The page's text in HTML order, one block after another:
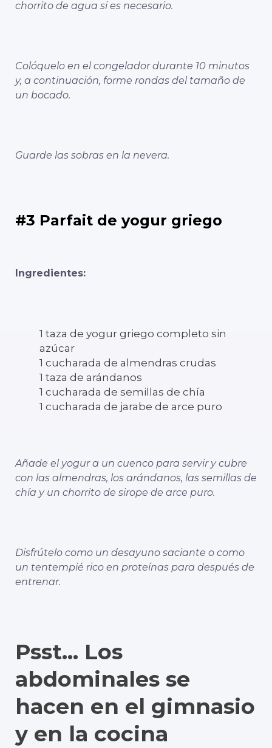
chorrito de agua si es necesario.
Colóquelo en el congelador durante 10 minutos
y, a continuación, forme rondas del tamaño de
un bocado.
Guarde las sobras en la nevera.
#3 Parfait de yogur griego
Ingredientes:
1 taza de yogur griego completo sin
azúcar
1 cucharada de almendras crudas
1 taza de arándanos
1 cucharada de semillas de chía
1 cucharada de jarabe de arce puro
Añade el yogur a un cuenco para servir y cubre
con las almendras, los arándanos, las semillas de
chía y un chorrito de sirope de arce puro.
Disfrútelo como un desayuno saciante o como
un tentempié rico en proteínas para después de
entrenar.
Psst… Los
abdominales se
hacen en el gimnasio
y en la cocina